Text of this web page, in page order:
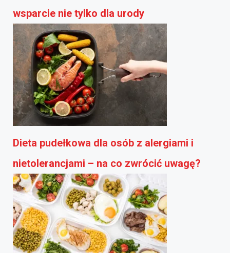
wsparcie nie tylko dla urody
Dieta pudełkowa dla osób z alergiami i
nietolerancjami – na co zwrócić uwagę?